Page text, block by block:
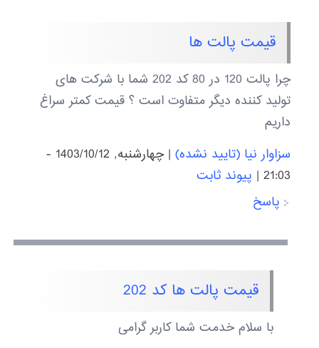
قیمت پالت ها
چرا پالت 120 در 80 کد 202 شما با شرکت های
تولید کننده دیگر متفاوت است ؟ قیمت کمتر سراغ
داریم
سزاوار نیا (تایید نشده)|
چهارشنبه, 1403/10/12 -
21:03
| پیوند ثابت
پاسخ
قیمت پالت ها کد 202
با سلام خدمت شما کاربر گرامی